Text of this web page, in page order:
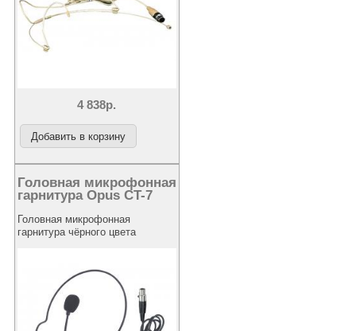
4 838р.
Головная микрофонная
гарнитура Opus CT-7
Головная микрофонная
гарнитура чёрного цвета